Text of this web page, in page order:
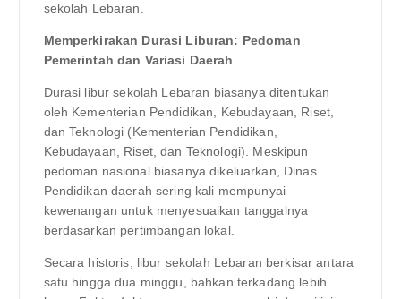
sekolah Lebaran.
Memperkirakan Durasi Liburan: Pedoman
Pemerintah dan Variasi Daerah
Durasi libur sekolah Lebaran biasanya ditentukan
oleh Kementerian Pendidikan, Kebudayaan, Riset,
dan Teknologi (Kementerian Pendidikan,
Kebudayaan, Riset, dan Teknologi). Meskipun
pedoman nasional biasanya dikeluarkan, Dinas
Pendidikan daerah sering kali mempunyai
kewenangan untuk menyesuaikan tanggalnya
berdasarkan pertimbangan lokal.
Secara historis, libur sekolah Lebaran berkisar antara
satu hingga dua minggu, bahkan terkadang lebih